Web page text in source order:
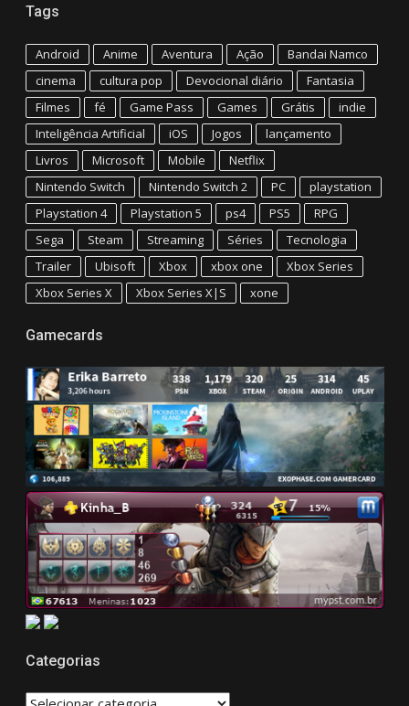
Tags
Android Anime Aventura Ação
Bandai Namco
cinema
cultura pop Devocional diário
Fantasia
Filmes
fé Game Pass Games Grátis
indie
Inteligência Artificial
iOS Jogos
lançamento
Livros
Microsoft Mobile
Netflix
Nintendo Switch
Nintendo Switch 2 PC
playstation
Playstation 4
Playstation 5 ps4 PS5
RPG
Sega
Steam Streaming Séries
Tecnologia
Trailer
Ubisoft Xbox xbox one
Xbox Series
Xbox Series X
Xbox Series X|S xone
Gamecards
Categorias
CATEGORIAS